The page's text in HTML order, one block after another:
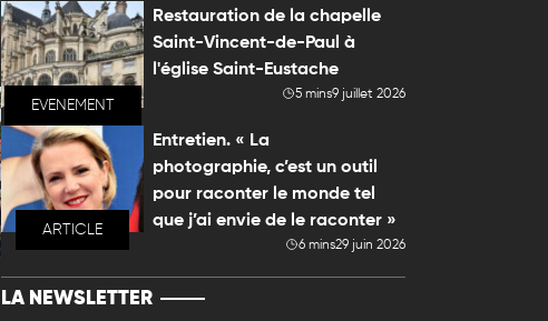
EVENEMENT
Restauration de la chapelle
Saint-Vincent-de-Paul à
l'église Saint-Eustache
5 mins9 juillet 2026
ARTICLE
Entretien. « La
photographie, c’est un outil
pour raconter le monde tel
que j’ai envie de le raconter »
6 mins29 juin 2026
LA NEWSLETTER